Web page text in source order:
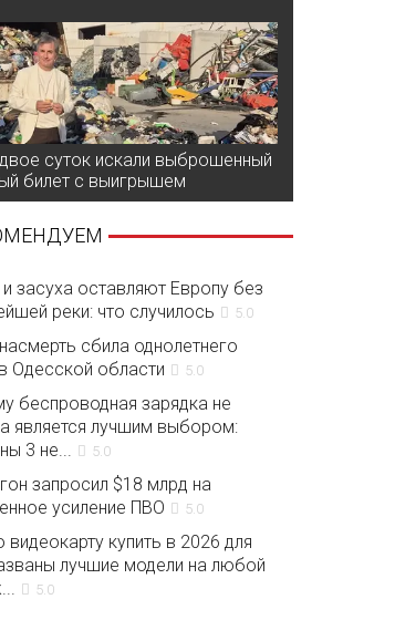
суток искали выброшенный
билет с выигрышем
засуха оставляют Европу без
реки: что случилось
5.0
сбила однолетнего
Одесской области
5.0
беспроводная зарядка не
является лучшим выбором:
3 не...
5.0
запросил $18 млрд на
усиление ПВО
5.0
видеокарту купить в 2026 для
лучшие модели на любой
5.0